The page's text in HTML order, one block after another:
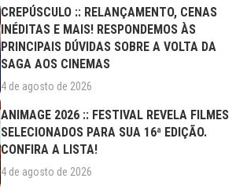
CREPÚSCULO :: RELANÇAMENTO, CENAS
INÉDITAS E MAIS! RESPONDEMOS ÀS
PRINCIPAIS DÚVIDAS SOBRE A VOLTA DA
SAGA AOS CINEMAS
4 de agosto de 2026
ANIMAGE 2026 :: FESTIVAL REVELA FILMES
SELECIONADOS PARA SUA 16ª EDIÇÃO.
CONFIRA A LISTA!
4 de agosto de 2026